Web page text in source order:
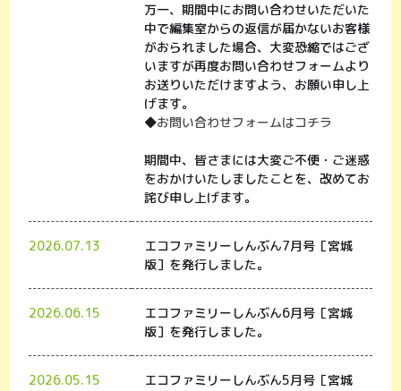
万一、期間中にお問い合わせいただいた
中で編集室からの返信が届かないお客様
がおられました場合、大変恐縮ではござ
いますが再度お問い合わせフォームより
お送りいただけますよう、お願い申し上
げます。
◆お問い合わせフォームはコチラ
期間中、皆さまには大変ご不便・ご迷惑
をおかけいたしましたことを、改めてお
詫び申し上げます。
2026.07.13
エコファミリーしんぶん7月号［宮城
版］を発行しました。
2026.06.15
エコファミリーしんぶん6月号［宮城
版］を発行しました。
2026.05.15
エコファミリーしんぶん5月号［宮城